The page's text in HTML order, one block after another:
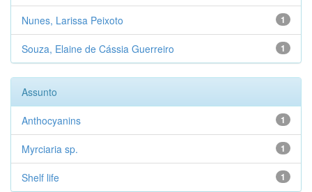
1
Nunes, Larissa Peixoto
1
Souza, Elaine de Cássia Guerreiro
Assunto
1
Anthocyanins
1
Myrciaria sp.
1
Shelf life